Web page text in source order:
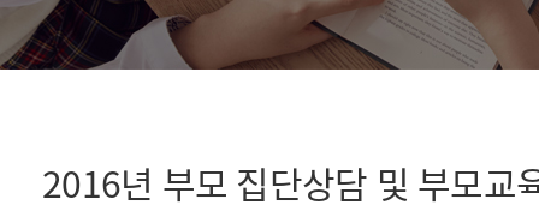
2016년 부모 집단상담 및 부모교